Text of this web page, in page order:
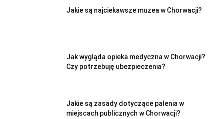
Jakie są najciekawsze muzea w Chorwacji?
Jak wygląda opieka medyczna w Chorwacji?
Czy potrzebuję ubezpieczenia?
Jakie są zasady dotyczące palenia w
miejscach publicznych w Chorwacji?